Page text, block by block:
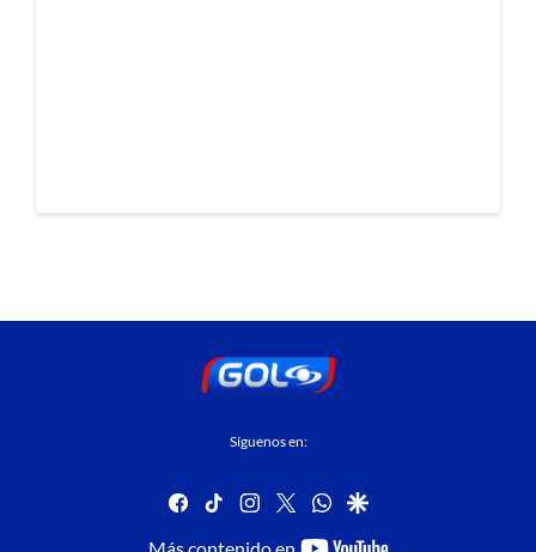
Síguenos en:
facebook
tiktok instagram
twitterwhatsapp
google
youtube-